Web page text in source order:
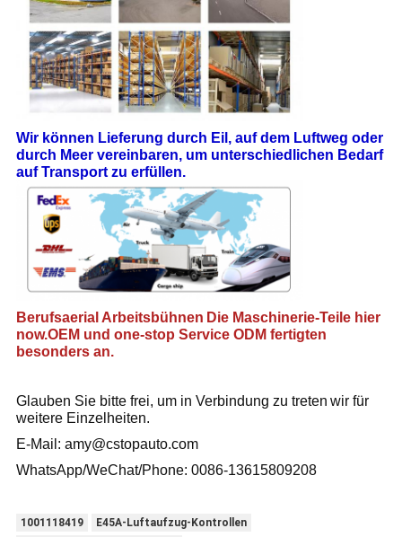
Wir können Lieferung durch Eil, auf dem Luftweg oder
durch Meer vereinbaren, um unterschiedlichen Bedarf
auf Transport zu erfüllen.
Berufsaerial Arbeitsbühnen Die Maschinerie-Teile hier
now.OEM und one-stop Service ODM fertigten
besonders an.
Glauben Sie bitte frei, um in Verbindung zu treten wir für
weitere Einzelheiten.
E-Mail: amy@cstopauto.com
WhatsApp/WeChat/Phone: 0086-13615809208
1001118419
E45A-Luftaufzug-Kontrollen